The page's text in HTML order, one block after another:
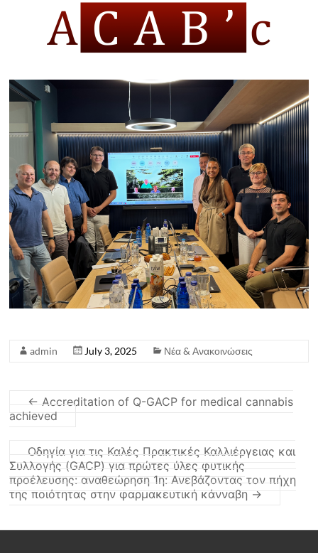
admin July 3, 2025 Νέα & Ανακοινώσεις
← Accreditation of Q-GACP for medical cannabis
achieved
Οδηγία για τις Καλές Πρακτικές Καλλιέργειας και
Συλλογής (GACP) για πρώτες ύλες φυτικής
προέλευσης: αναθεώρηση 1η: Ανεβάζοντας τον πήχη
της ποιότητας στην φαρμακευτική κάνναβη →